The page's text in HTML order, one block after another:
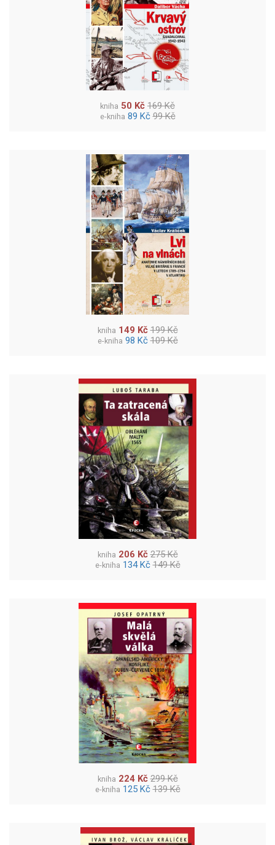
kniha 50 Kč 169 Kč
e-kniha 89 Kč 99 Kč
kniha 149 Kč 199 Kč
e-kniha 98 Kč 109 Kč
kniha 206 Kč 275 Kč
e-kniha 134 Kč 149 Kč
kniha 224 Kč 299 Kč
e-kniha 125 Kč 139 Kč